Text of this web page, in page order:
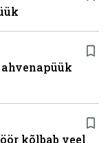
kõlbab veel